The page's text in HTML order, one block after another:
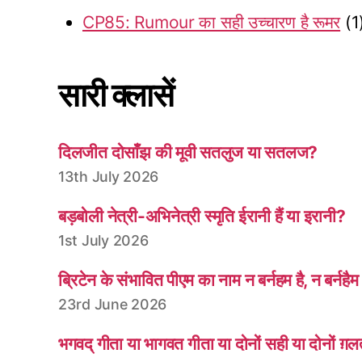
CP85: Rumour का सही उच्चारण है रूमर
सारी क्लासें
दिलजीत दोसाँझ की मूवी सतलुज या सतलज?
13th July 2026
बड़बोली नेत्री-अभिनेत्री स्मृति ईरानी हैं या इरानी?
1st July 2026
ब्रिटेन के संभावित पीएम का नाम न बर्नहम है, न बर्नहैम
23rd June 2026
भगवद् गीता या भागवत गीता या दोनों सही या दोनों